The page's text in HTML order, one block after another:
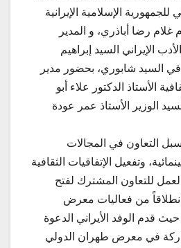
الإسلامية الإيرانية
رضا أباذري، و المدير
الإيراني السيد إبراهيم
السيد شابوري، بحضور مدير
الأستاذ الدكتور علاء أبو
الوزير الأستاذ عمر عودة
التعاون في المجالات
وتفعيل الإتفاقيات الثقافية
للتعاون المشترك لفتح
من فعاليات معرض
قدم الوفد الأيراني الدعوة
في معرض طهران الدولي